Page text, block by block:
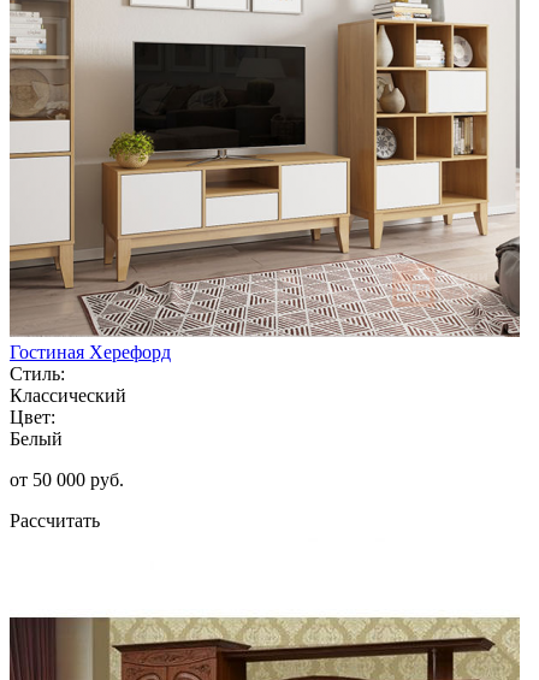
Гостиная Херефорд
Стиль:
Классический
Цвет:
Белый
от 50 000 руб.
Рассчитать